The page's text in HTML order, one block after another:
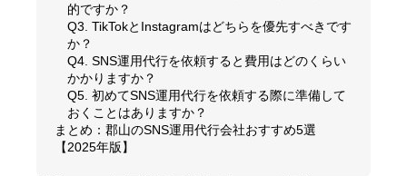
的ですか？
Q3. TikTokとInstagramはどちらを優先すべきです
か？
Q4. SNS運用代行を依頼すると費用はどのくらい
かかりますか？
Q5. 初めてSNS運用代行を依頼する際に準備して
おくことはありますか？
まとめ：郡山のSNS運用代行会社おすすめ5選
【2025年版】